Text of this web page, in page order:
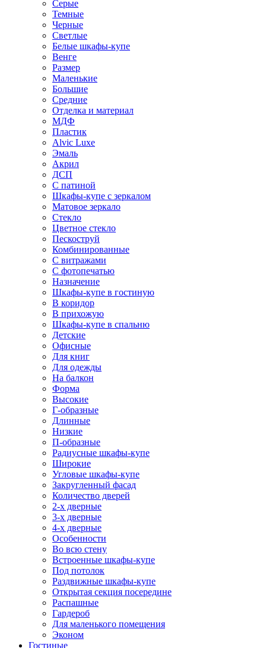
Серые
Темные
Черные
Светлые
Белые шкафы-купе
Венге
Размер
Маленькие
Большие
Средние
Отделка и материал
МДФ
Пластик
Alvic Luxe
Эмаль
Акрил
ДСП
С патиной
Шкафы-купе с зеркалом
Матовое зеркало
Стекло
Цветное стекло
Пескоструй
Комбинированные
С витражами
С фотопечатью
Назначение
Шкафы-купе в гостиную
В коридор
В прихожую
Шкафы-купе в спальню
Детские
Офисные
Для книг
Для одежды
На балкон
Форма
Высокие
Г-образные
Длинные
Низкие
П-образные
Радиусные шкафы-купе
Широкие
Угловые шкафы-купе
Закругленный фасад
Количество дверей
2-х дверные
3-х дверные
4-х дверные
Особенности
Во всю стену
Встроенные шкафы-купе
Под потолок
Раздвижные шкафы-купе
Открытая секция посередине
Распашные
Гардероб
Для маленького помещения
Эконом
Гостиные